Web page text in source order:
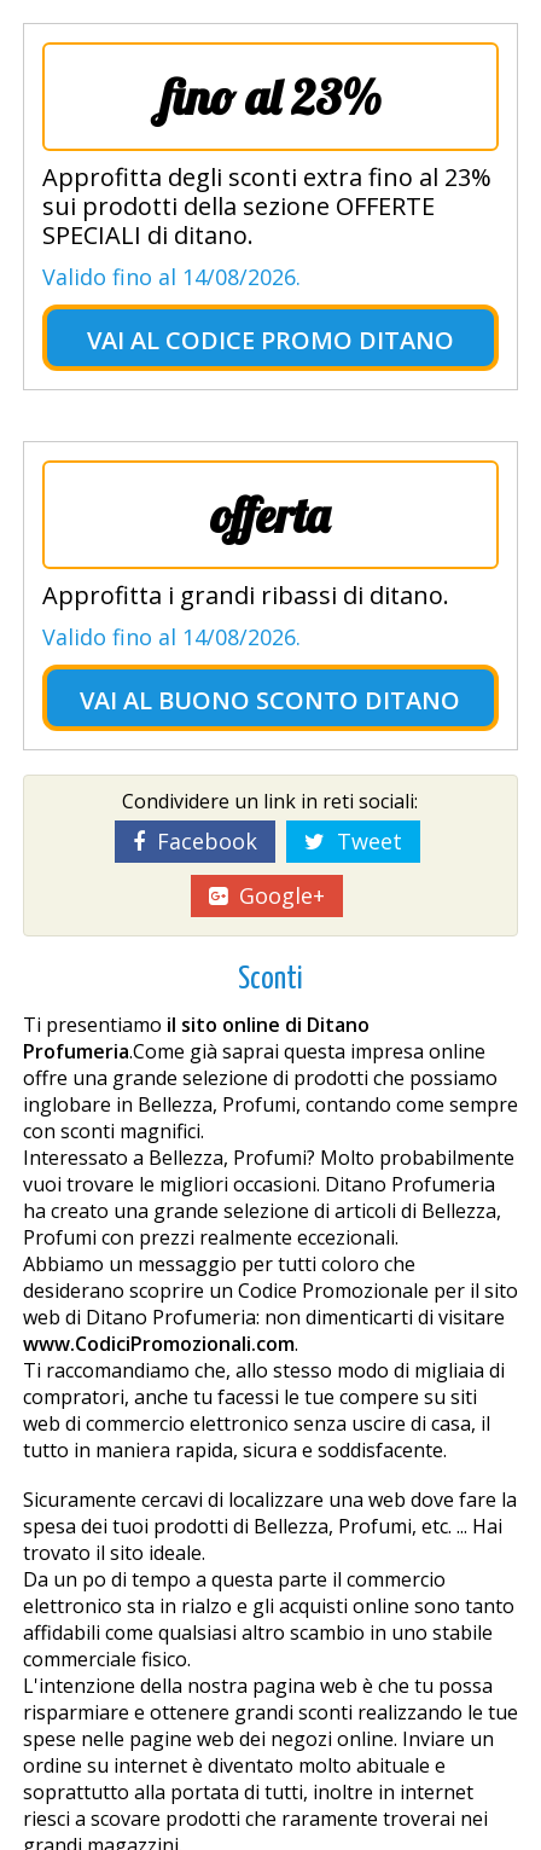
fino al 23%
Approfitta degli sconti extra fino al 23%
sui prodotti della sezione OFFERTE
SPECIALI di ditano.
Valido fino al 14/08/2026.
VAI AL CODICE PROMO DITANO
offerta
Approfitta i grandi ribassi di ditano.
Valido fino al 14/08/2026.
VAI AL BUONO SCONTO DITANO
Condividere un link in reti sociali:
Facebook
Tweet
Google+
Sconti
Ti presentiamo il sito online di Ditano
Profumeria.Come già saprai questa impresa online
offre una grande selezione di prodotti che possiamo
inglobare in Bellezza, Profumi, contando come sempre
con sconti magnifici.
Interessato a Bellezza, Profumi? Molto probabilmente
vuoi trovare le migliori occasioni. Ditano Profumeria
ha creato una grande selezione di articoli di Bellezza,
Profumi con prezzi realmente eccezionali.
Abbiamo un messaggio per tutti coloro che
desiderano scoprire un Codice Promozionale per il sito
web di Ditano Profumeria: non dimenticarti di visitare
www.CodiciPromozionali.com.
Ti raccomandiamo che, allo stesso modo di migliaia di
compratori, anche tu facessi le tue compere su siti
web di commercio elettronico senza uscire di casa, il
tutto in maniera rapida, sicura e soddisfacente.
Sicuramente cercavi di localizzare una web dove fare la
spesa dei tuoi prodotti di Bellezza, Profumi, etc. ... Hai
trovato il sito ideale.
Da un po di tempo a questa parte il commercio
elettronico sta in rialzo e gli acquisti online sono tanto
affidabili come qualsiasi altro scambio in uno stabile
commerciale fisico.
L'intenzione della nostra pagina web è che tu possa
risparmiare e ottenere grandi sconti realizzando le tue
spese nelle pagine web dei negozi online. Inviare un
ordine su internet è diventato molto abituale e
soprattutto alla portata di tutti, inoltre in internet
riesci a scovare prodotti che raramente troverai nei